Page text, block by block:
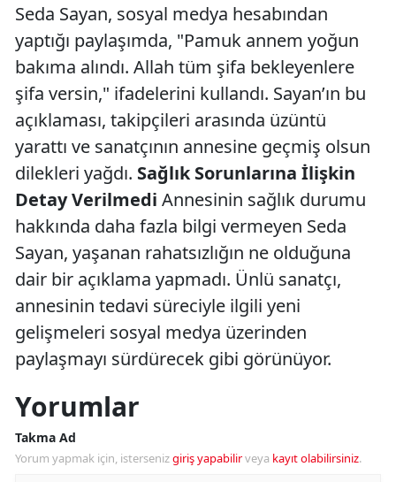
Seda Sayan, sosyal medya hesabından
yaptığı paylaşımda, "Pamuk annem yoğun
bakıma alındı. Allah tüm şifa bekleyenlere
şifa versin," ifadelerini kullandı. Sayan’ın bu
açıklaması, takipçileri arasında üzüntü
yarattı ve sanatçının annesine geçmiş olsun
dilekleri yağdı. Sağlık Sorunlarına İlişkin
Detay Verilmedi Annesinin sağlık durumu
hakkında daha fazla bilgi vermeyen Seda
Sayan, yaşanan rahatsızlığın ne olduğuna
dair bir açıklama yapmadı. Ünlü sanatçı,
annesinin tedavi süreciyle ilgili yeni
gelişmeleri sosyal medya üzerinden
paylaşmayı sürdürecek gibi görünüyor.
Yorumlar
Takma Ad
Yorum yapmak için, istersenizgiriş yapabilirveya kayıt olabilirsiniz.